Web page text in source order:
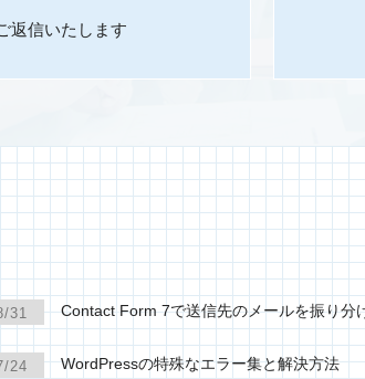
返信いたします
31 Contact Form 7で送信先のメールを振り分
24 WordPressの特殊なエラー集と解決方法